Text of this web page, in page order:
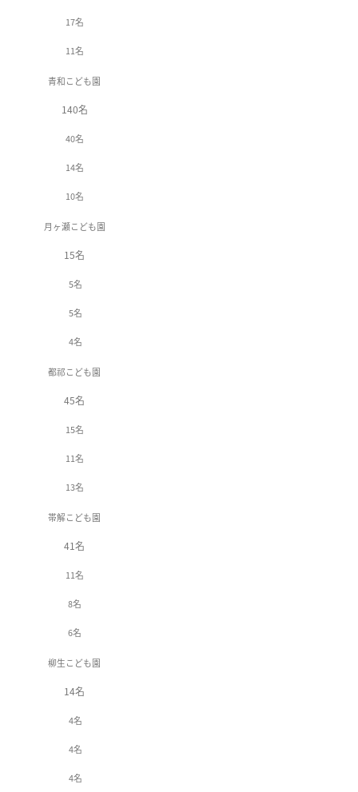
17名
11名
青和こども園
140名
40名
14名
10名
月ヶ瀬こども園
15名
5名
5名
4名
都祁こども園
45名
15名
11名
13名
帯解こども園
41名
11名
8名
6名
柳生こども園
14名
4名
4名
4名